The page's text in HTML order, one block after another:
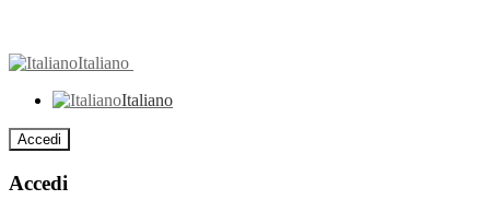
Italiano
Italiano
Accedi
Accedi